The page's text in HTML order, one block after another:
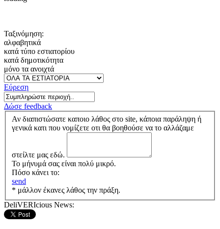
Ταξινόμηση:
αλφαβητικά
κατά τύπο εστιατορίου
κατά δημοτικότητα
μόνο τα ανοιχτά
Εύρεση
Δώσε feedback
Αν διαπιστώσατε καποιο λάθος στο site, κάποια παράληψη ή
γενικά κατι που νομίζετε οτι θα βοηθούσε να το αλλάζαμε
στείλτε μας εδώ.
Το μήνυμά σας είναι πολύ μικρό.
Πόσο κάνει το:
send
* μάλλον έκανες λάθος την πράξη.
DeliVERIcious News: